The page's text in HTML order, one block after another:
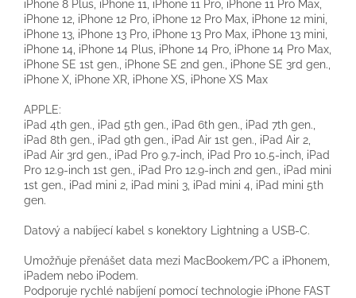
iPhone 8 Plus, iPhone 11, iPhone 11 Pro, iPhone 11 Pro Max,
iPhone 12, iPhone 12 Pro, iPhone 12 Pro Max, iPhone 12 mini,
iPhone 13, iPhone 13 Pro, iPhone 13 Pro Max, iPhone 13 mini,
iPhone 14, iPhone 14 Plus, iPhone 14 Pro, iPhone 14 Pro Max,
iPhone SE 1st gen., iPhone SE 2nd gen., iPhone SE 3rd gen.,
iPhone X, iPhone XR, iPhone XS, iPhone XS Max
APPLE:
iPad 4th gen., iPad 5th gen., iPad 6th gen., iPad 7th gen.,
iPad 8th gen., iPad 9th gen., iPad Air 1st gen., iPad Air 2,
iPad Air 3rd gen., iPad Pro 9.7-inch, iPad Pro 10.5-inch, iPad
Pro 12.9-inch 1st gen., iPad Pro 12.9-inch 2nd gen., iPad mini
1st gen., iPad mini 2, iPad mini 3, iPad mini 4, iPad mini 5th
gen.
Datový a nabíjecí kabel s konektory Lightning a USB-C.
Umožňuje přenášet data mezi MacBookem/PC a iPhonem,
iPadem nebo iPodem.
Podporuje rychlé nabíjení pomocí technologie iPhone FAST